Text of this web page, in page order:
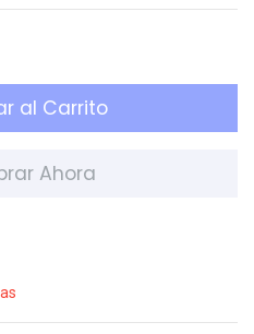
al Carrito
Ahora